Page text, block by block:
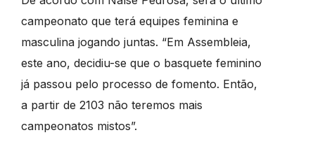
campeonato que terá equipes feminina e
masculina jogando juntas. “Em Assembleia,
este ano, decidiu-se que o basquete feminino
já passou pelo processo de fomento. Então,
a partir de 2103 não teremos mais
campeonatos mistos”.